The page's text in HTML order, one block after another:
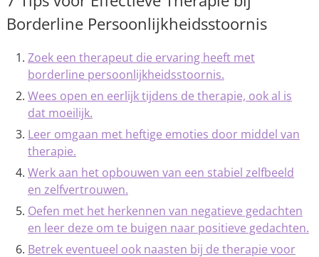
Borderline Persoonlijkheidsstoornis
Zoek een therapeut die ervaring heeft met
borderline persoonlijkheidsstoornis.
Wees open en eerlijk tijdens de therapie, ook al is
dat moeilijk.
Leer omgaan met heftige emoties door middel van
therapie.
Werk aan het opbouwen van een stabiel zelfbeeld
en zelfvertrouwen.
Oefen met het herkennen van negatieve gedachten
en leer deze om te buigen naar positieve gedachten.
Betrek eventueel ook naasten bij de therapie voor